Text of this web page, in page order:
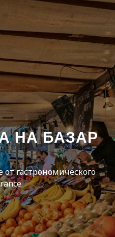
НА БАЗАР
от гастрономического